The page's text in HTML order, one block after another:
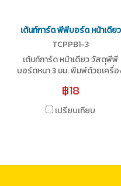
เต้นท์การ์ด พีพีบอร์ด หน้าเดียว
TCPPB1-3
เต้นท์การ์ด หน้าเดียว วัสดุพีพี
บอร์ดหนา 3 มม. พิมพ์ด้วยเครื่
2400x2400 DPI ภาพสวยคม
ชัด มีให้เลือก 3 ขนาด
฿18
เปรียบเทียบ